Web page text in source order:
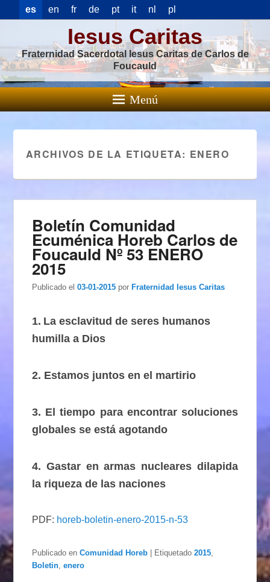
es en fr de pt it nl pl
Iesus Caritas
Fraternidad Sacerdotal Iesus Caritas de Carlos de
Foucauld
Menú
ARCHIVOS DE LA ETIQUETA: ENERO
Boletín Comunidad
Ecuménica Horeb Carlos de
Foucauld Nº 53 ENERO
2015
Publicado el 03-01-2015 por Fraternidad Iesus Caritas
1. La esclavitud de seres humanos
humilla a Dios
2. Estamos juntos en el martirio
3. El tiempo para encontrar soluciones
globales se está agotando
4. Gastar en armas nucleares dilapida
la riqueza de las naciones
PDF: horeb-boletin-enero-2015-n-53
Publicado en Comunidad Horeb Etiquetado 2015
Boletin ,enero